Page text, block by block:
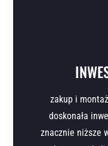
zakup i
doskonała
znacznie niższe